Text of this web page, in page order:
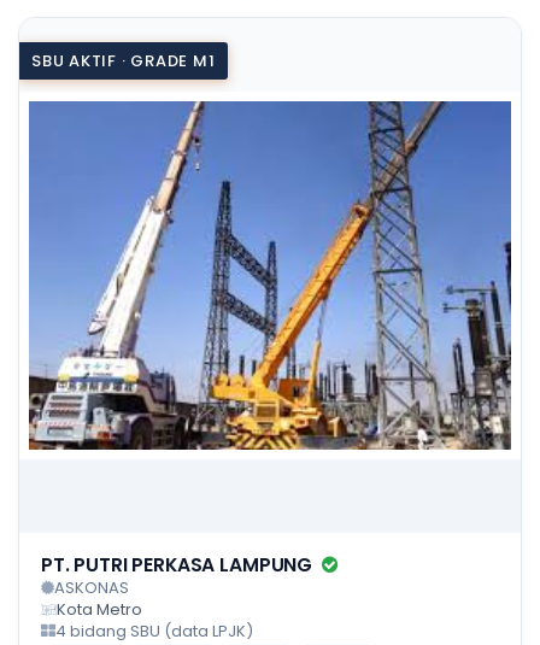
SBU AKTIF · GRADE M1
PT. PUTRI PERKASA LAMPUNG
ASKONAS
Kota Metro
4 bidang SBU (data LPJK)